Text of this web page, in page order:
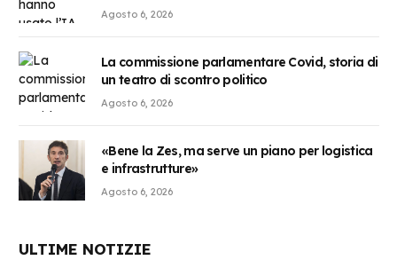
Agosto 6, 2026
La commissione parlamentare Covid, storia di
un teatro di scontro politico
Agosto 6, 2026
«Bene la Zes, ma serve un piano per logistica
e infrastrutture»
Agosto 6, 2026
ULTIME NOTIZIE